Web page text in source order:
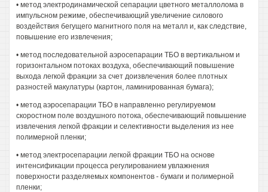
• метод электродинамической сепарации цветного металлолома в
импульсном режиме, обеспечивающий увеличение силового
воздействия бегущего магнитного поля на металл и, как следствие,
повышение его извлечения;
• метод последовательной аэросепарации ТБО в вертикальном и
горизонтальном потоках воздуха, обеспечивающий повышение
выхода легкой фракции за счет доизвлечения более плотных
разностей макулатуры (картон, ламинированная бумага);
• метод аэросепарации ТБО в направленно регулируемом
скоростном поле воздушного потока, обеспечивающий повышение
извлечения легкой фракции и селективности выделения из нее
полимерной пленки;
• метод электросепарации легкой фракции ТБО на основе
интенсификации процесса регулированием увлажнения
поверхности разделяемых компонентов - бумаги и полимерной
пленки;